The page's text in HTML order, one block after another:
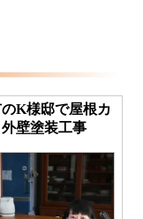
K様邸で屋根カ
壁塗装工事